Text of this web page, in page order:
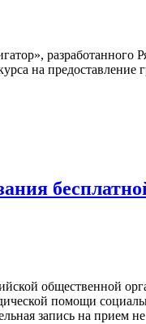
на
общественной
помощи
запись на прием не